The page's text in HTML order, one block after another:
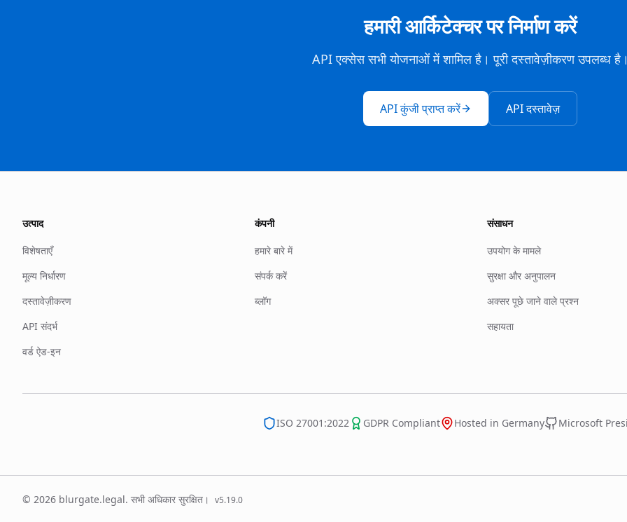
हमारी आर्किटेक्चर पर निर्माण करें
API एक्सेस सभी योजनाओं में शामिल है। पूरी दस्तावेज़ीकरण उपलब्ध
API कुंजी प्राप्त करें API दस्तावेज़
उत्पाद
विशेषताएँ
मूल्य निर्धारण
दस्तावेज़ीकरण
API संदर्भ
वर्ड ऐड-इन
कंपनी
हमारे बारे में
संपर्क करें
ब्लॉग
संसाधन
उपयोग के मामले
सुरक्षा और अनुपालन
अक्सर पूछे जाने वाले प्रश्न
सहायता
ISO 27001:2022 GDPR Compliant Hosted in Germany Microsoft
© 2026 blurgate.legal. सभी अधिकार सुरक्षित। v5.19.0